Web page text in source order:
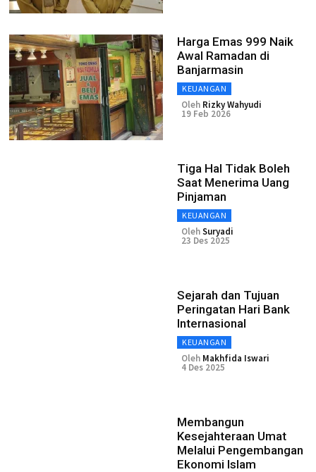
Harga Emas 999 Naik
Awal Ramadan di
Banjarmasin
KEUANGAN
Oleh Rizky Wahyudi
19 Feb 2026
Tiga Hal Tidak Boleh
Saat Menerima Uang
Pinjaman
KEUANGAN
OlehSuryadi
23 Des 2025
Sejarah dan Tujuan
Peringatan Hari Bank
Internasional
KEUANGAN
Oleh Makhfida Iswari
4 Des 2025
Membangun
Kesejahteraan Umat
Melalui Pengembangan
Ekonomi Islam